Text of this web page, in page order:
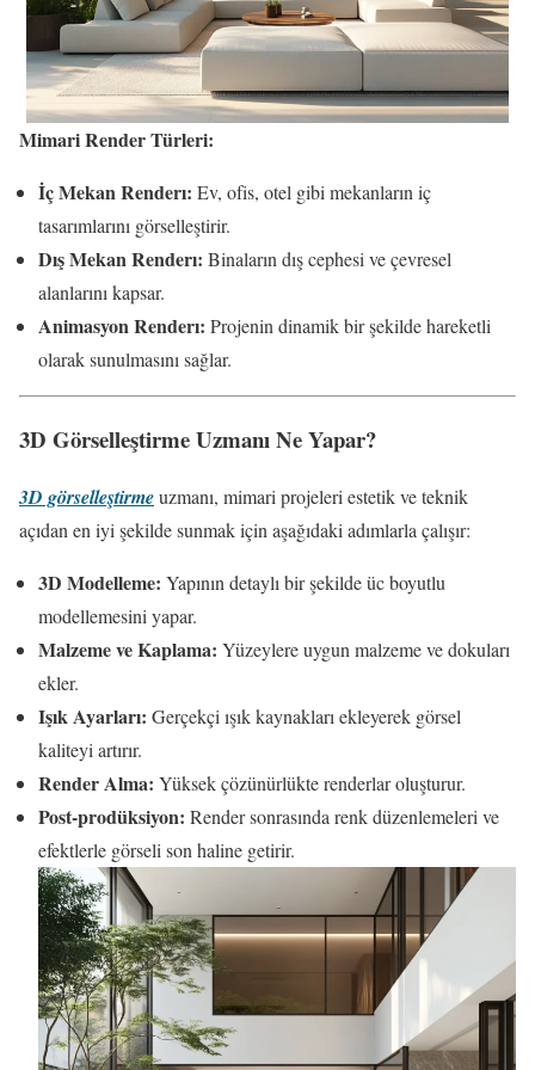
Mimari Render Türleri:
İç Mekan Renderı: Ev, ofis, otel gibi mekanların iç
tasarımlarını görselleştirir.
Dış Mekan Renderı: Binaların dış cephesi ve çevresel
alanlarını kapsar.
Animasyon Renderı: Projenin dinamik bir şekilde hareketli
olarak sunulmasını sağlar.
3D Görselleştirme Uzmanı Ne Yapar?
3D görselleştirmeuzmanı, mimari projeleri estetik ve teknik
açıdan en iyi şekilde sunmak için aşağıdaki adımlarla çalışır:
3D Modelleme: Yapının detaylı bir şekilde üc boyutlu
modellemesini yapar.
Malzeme ve Kaplama: Yüzeylere uygun malzeme ve dokuları
ekler.
Işık Ayarları: Gerçekçi ışık kaynakları ekleyerek görsel
kaliteyi artırır.
Render Alma: Yüksek çözünürlükte renderlar oluşturur.
Post-prodüksiyon: Render sonrasında renk düzenlemeleri ve
efektlerle görseli son haline getirir.